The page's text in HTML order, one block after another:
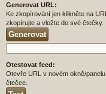
Generovat URL:
Ke zkopírování jen klikněte na
zkopírujte a vložte do své čtečky.
Otestovat feed:
Otevře URL v novém okně/
čtečce.